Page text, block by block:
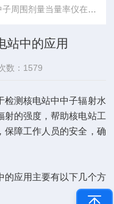
周围剂量当量率仪在核电站中的应用
站中的应用
数：1579
测核电站中中子辐射水
射的强度，帮助核电站工
保障工作人员的安全，确
的应用主要有以下几个方